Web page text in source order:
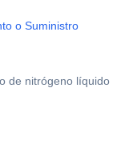
o Suministro
de nitrógeno líquido